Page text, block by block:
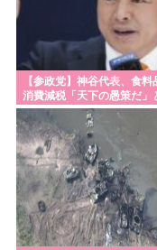
3700万円。避難
元々は日本人が
みんなで大家さ
ミをエネルギー
でエコで高い資
Powered by livedoor
【参政党】神谷代表、食料
消費減税「天下の愚策だ」
判